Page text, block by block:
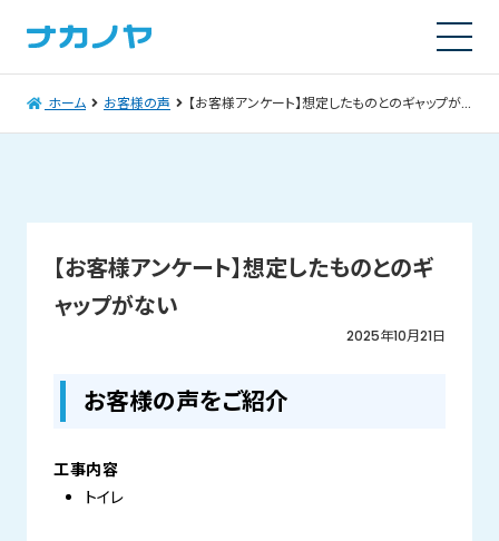
ホーム お客様の声 【お客様アンケート】想定したものとのギャップがない
【お客様アンケート】想定したものとのギ
ャップがない
2025年10月21日
お客様の声をご紹介
工事内容
トイレ